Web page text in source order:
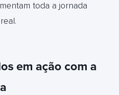
toda a jornada
em ação com a